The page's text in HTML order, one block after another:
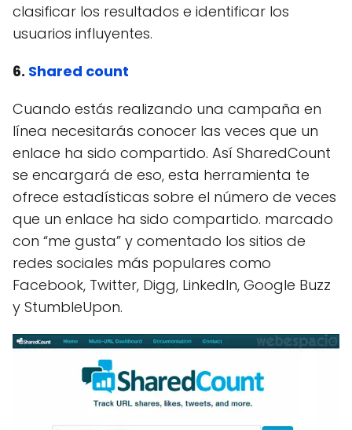
clasificar los resultados e identificar los
usuarios influyentes.
6. Shared count
Cuando estás realizando una campaña en
línea necesitarás conocer las veces que un
enlace ha sido compartido. Así SharedCount
se encargará de eso, esta herramienta te
ofrece estadísticas sobre el número de veces
que un enlace ha sido compartido. marcado
con “me gusta” y comentado los sitios de
redes sociales más populares como
Facebook, Twitter, Digg, LinkedIn, Google Buzz
y StumbleUpon.